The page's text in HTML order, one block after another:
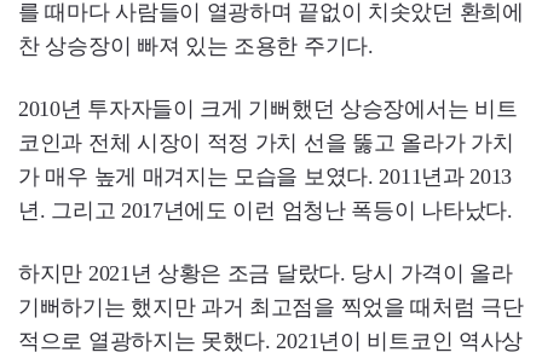
를 때마다 사람들이 열광하며 끝없이 치솟았던 환희에
찬 상승장이 빠져 있는 조용한 주기다.
2010년 투자자들이 크게 기뻐했던 상승장에서는 비트
코인과 전체 시장이 적정 가치 선을 뚫고 올라가 가치
가 매우 높게 매겨지는 모습을 보였다. 2011년과 2013
년. 그리고 2017년에도 이런 엄청난 폭등이 나타났다.
하지만 2021년 상황은 조금 달랐다. 당시 가격이 올라
기뻐하기는 했지만 과거 최고점을 찍었을 때처럼 극단
적으로 열광하지는 못했다. 2021년이 비트코인 역사상